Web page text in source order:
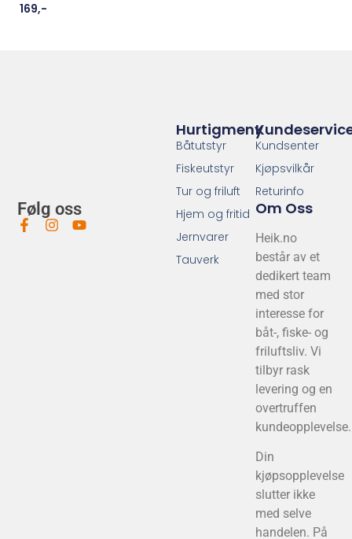
169,-
Følg oss
Kundsenter
Kjøpsvilkår
Returinfo
Om Oss
Heik.no
består av et
dedikert team
med stor
interesse for
båt-, fiske- og
friluftsliv. Vi
tilbyr rask
levering og en
overtruffen
kundeopplevelse.
Din
kjøpsopplevelse
slutter ikke
med selve
handelen. På
Hurtigmeny
Båtutstyr
Fiskeutstyr
Tur og friluft
Hjem og fritid
Jernvarer
Tauverk